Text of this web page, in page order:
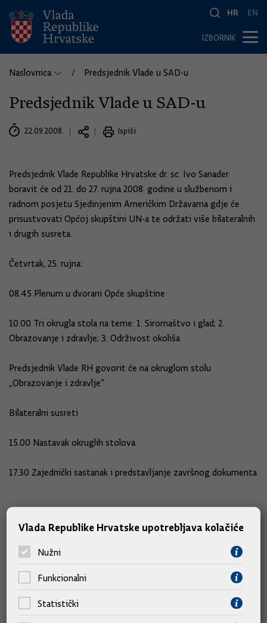
HR EN
IZBORNIK
Naslovnica Predsjednik Vlade u SAD-u
Predsjednik Vlade u SAD-u
22.09.2008. Ispiši
Predsjednik Vlade Republike Hrvatske dr. sc. Ivo Sanader
boravit će od 21. do 27. rujna 2008. godine u službenom i
radnom posjetu Sjedinjenim Američkim Državama gdje će
prisustvovati Općoj skupštini UN-a te održati više bilateralnih
i drugih susreta.
Četvrtak, 25. rujna:
08.45 Plenum u dvorani Opće skupštine
10.00 Tri okrugla stola na teme: 1. Siromaštvo i glad; 2.
Obrazovanje i zdravlje; 3. Održivost okoliša
Predsjednik Vlade RH govorit će na okruglom stolu
„Obrazovanje i zdravlje“
Bilateralni susreti
15.00 Nastavak okruglih stolova
17.30 Zajednički sastanak i predstavljanje završnog dokumenta
Slične vijesti
Vlada Republike Hrvatske upotrebljava kolačiće
Nužni
Funkcionalni
Statistički